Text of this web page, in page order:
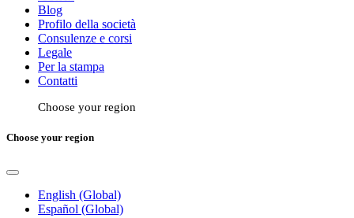
Blog
Profilo della società
Consulenze e corsi
Legale
Per la stampa
Contatti
Choose your region
Choose your region
English (Global)
Español (Global)